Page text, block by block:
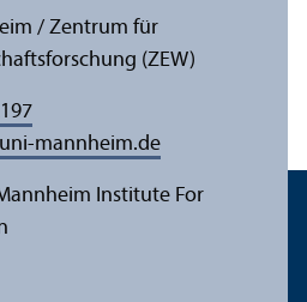
/ Zentrum für
(ZEW)
mannheim.de